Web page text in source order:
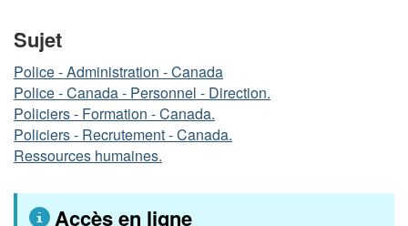
Sujet
Police - Administration - Canada
Police - Canada - Personnel - Direction.
Policiers - Formation - Canada.
Policiers - Recrutement - Canada.
Ressources humaines.
Accès en ligne